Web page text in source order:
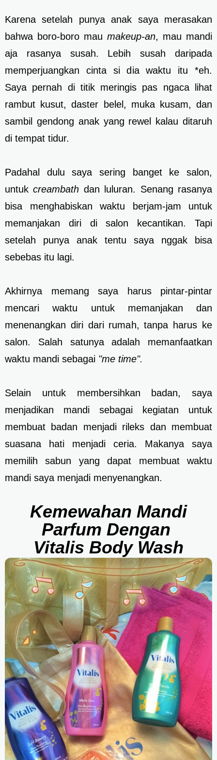
Karena setelah punya anak saya merasakan
bahwa boro-boro mau makeup-an, mau mandi
aja rasanya susah. Lebih susah daripada
memperjuangkan cinta si dia waktu itu *eh.
Saya pernah di titik meringis pas ngaca lihat
rambut kusut, daster belel, muka kusam, dan
sambil gendong anak yang rewel kalau ditaruh
di tempat tidur.
Padahal dulu saya sering banget ke salon,
untukcreambath dan luluran. Senang rasanya
bisa menghabiskan waktu berjam-jam untuk
memanjakan diri di salon kecantikan. Tapi
setelah punya anak tentu saya nggak bisa
sebebas itu lagi.
Akhirnya memang saya harus pintar-pintar
mencari waktu untuk memanjakan dan
menenangkan diri dari rumah, tanpa harus ke
salon. Salah satunya adalah memanfaatkan
waktu mandi sebagai "me time".
Selain untuk membersihkan badan, saya
menjadikan mandi sebagai kegiatan untuk
membuat badan menjadi rileks dan membuat
suasana hati menjadi ceria. Makanya saya
memilih sabun yang dapat membuat waktu
mandi saya menjadi menyenangkan.
Kemewahan Mandi
Parfum Dengan
Vitalis Body Wash